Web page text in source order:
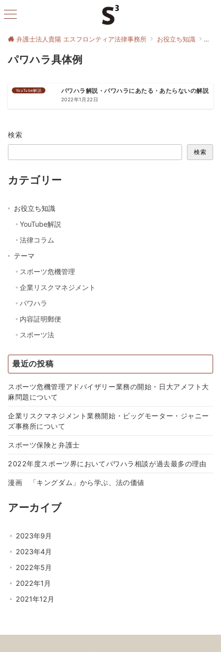
弁護士法人貴陽 エスフロンティア法律事務所 お役立ち知識 パワ
パワハラ具体例
YouTube解説 パワハラ解説・パワハラにあたる・あたらないの解説
2022年1月22日
検索
検索
カテゴリー
お役立ち知識
YouTube解説
法律コラム
テーマ
スポーツ危機管理
企業リスクマネジメント
パワハラ
内容証明郵便
スポーツ法
最近の投稿
スポーツ危機管理アドバイザリー業務の開始・日大アメフト大
麻問題について
企業リスクマネジメント業務開始・ビッグモーター・ジャニー
ズ事務所について
スポーツ保険と弁護士
2022年度スポーツ界においてパワハラ相談が過去最多の理由
漫画 「キングダム」から学ぶ、法の価値
アーカイブ
2023年9月
2023年4月
2022年5月
2022年1月
2021年12月